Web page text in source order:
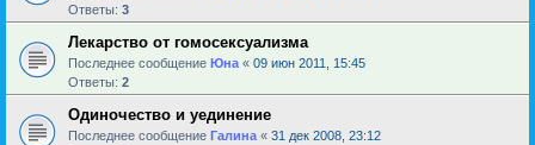
Ответы: 3
Лекарство от гомосексуализма
Последнее сообщение Юна « 09 июн 2011, 15:45
Ответы: 2
Одиночество и уединение
Последнее сообщение Галина « 31 дек 2008, 23:12